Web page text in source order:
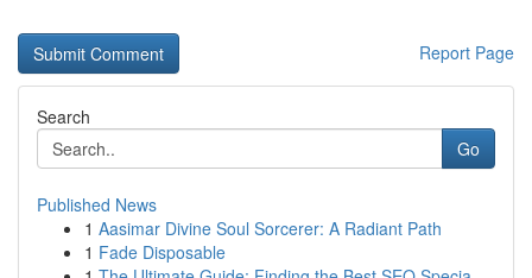
Report Page
Search
Go
Published News
1 Aasimar Divine Soul Sorcerer: A Radiant Path
1 Fade Disposable